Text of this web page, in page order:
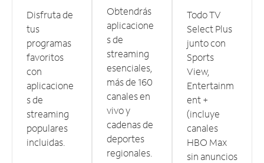
Disfruta de
tus
programas
favoritos
con
aplicacione
s de
streaming
populares
incluidas.
Obtendrás
aplicacione
s de
streaming
esenciales,
más de 160
canales en
vivo y
cadenas de
deportes
regionales.
Todo TV
Select Plus
junto con
Sports
View,
Entertainm
ent +
(incluye
canales
HBO Max
sin anuncios